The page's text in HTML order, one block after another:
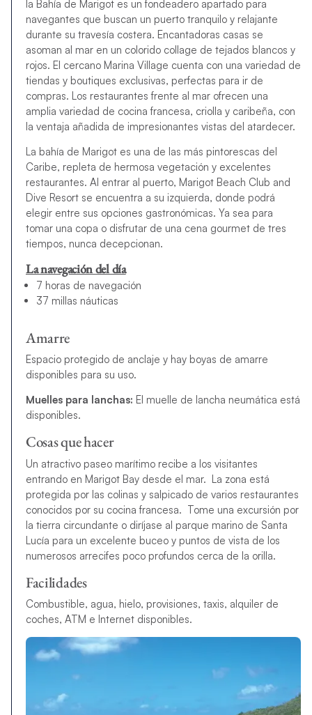
la Bahía de Marigot es un fondeadero apartado para
navegantes que buscan un puerto tranquilo y relajante
durante su travesía costera. Encantadoras casas se
asoman al mar en un colorido collage de tejados blancos y
rojos. El cercano Marina Village cuenta con una variedad de
tiendas y boutiques exclusivas, perfectas para ir de
compras. Los restaurantes frente al mar ofrecen una
amplia variedad de cocina francesa, criolla y caribeña, con
la ventaja añadida de impresionantes vistas del atardecer.
La bahía de Marigot es una de las más pintorescas del
Caribe, repleta de hermosa vegetación y excelentes
restaurantes. Al entrar al puerto, Marigot Beach Club and
Dive Resort se encuentra a su izquierda, donde podrá
elegir entre sus opciones gastronómicas. Ya sea para
tomar una copa o disfrutar de una cena gourmet de tres
tiempos, nunca decepcionan.
La navegación del día
7 horas de navegación
37 millas náuticas
Amarre
Espacio protegido de anclaje y hay boyas de amarre
disponibles para su uso.
Muelles para lanchas: El muelle de lancha neumática está
disponibles.
Cosas que hacer
Un atractivo paseo marítimo recibe a los visitantes
entrando en Marigot Bay desde el mar. La zona está
protegida por las colinas y salpicado de varios restaurantes
conocidos por su cocina francesa. Tome una excursión por
la tierra circundante o diríjase al parque marino de Santa
Lucía para un excelente buceo y puntos de vista de los
numerosos arrecifes poco profundos cerca de la orilla.
Facilidades
Combustible, agua, hielo, provisiones, taxis, alquiler de
coches, ATM e Internet disponibles.